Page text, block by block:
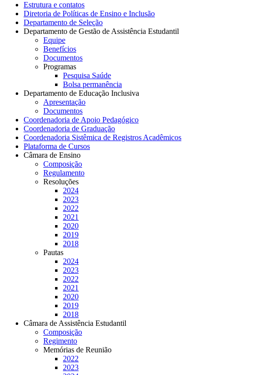
Estrutura e contatos
Diretoria de Políticas de Ensino e Inclusão
Departamento de Seleção
Departamento de Gestão de Assistência Estudantil
Equipe
Benefícios
Documentos
Programas
Pesquisa Saúde
Bolsa permanência
Departamento de Educação Inclusiva
Apresentação
Documentos
Coordenadoria de Apoio Pedagógico
Coordenadoria de Graduação
Coordenadoria Sistêmica de Registros Acadêmicos
Plataforma de Cursos
Câmara de Ensino
Composição
Regulamento
Resoluções
2024
2023
2022
2021
2020
2019
2018
Pautas
2024
2023
2022
2021
2020
2019
2018
Câmara de Assistência Estudantil
Composição
Regimento
Memórias de Reunião
2022
2023